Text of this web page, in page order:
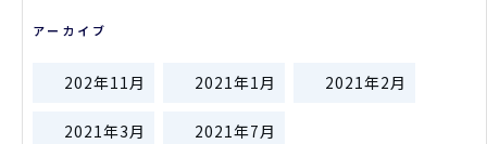
アーカイブ
202年11月 2021年1月 2021年2月
2021年3月 2021年7月